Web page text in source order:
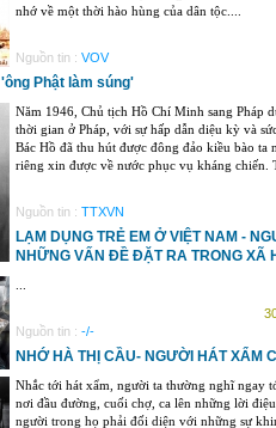
nhớ về một thời hào hùng của dân tộc....
Nguồn tin : VOV
Phật làm súng'
Năm 1946, Chủ tịch Hồ Chí Minh sang Pháp
thời gian ở Pháp, với sự hấp dẫn diệu kỳ và
Bác Hồ đã thu hút được đông đảo kiều bào
riêng xin được về nước phục vụ kháng chiến.
Nguồn tin : TTXVN
LẠM DỤNG TRẺ EM Ở VIỆT NAM -
NHỮNG VẤN ĐỀ ĐẶT RA TRONG XÃ
Nguồn tin : -/-
NHỚ HÀ THỊ CẦU- NGƯỜI HÁT XẨM
Nhắc tới hát xẩm, người ta thường nghĩ ngay
nơi đầu đường, cuối chợ, ca lên những lời
người trong họ phải đối diện với những sự